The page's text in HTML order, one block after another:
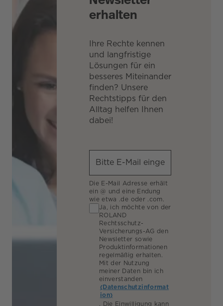
erhalten
Ihre Rechte kennen
und langfristige
Lösungen für ein
besseres Miteinander
finden? Unsere
Rechtstipps für den
Alltag helfen Ihnen
dabei!
Die E-Mail Adresse erhält
ein @ und eine Endung
wie etwa .de oder .com.
Ja, ich möchte von der
ROLAND
Rechtsschutz-
Versicherungs-AG den
Newsletter sowie
Produktinformationen
regelmäßig erhalten.
Mit der Nutzung
meiner Daten bin ich
einverstanden
(Datenschutzinformat
ion)
. Die Einwilligung kann